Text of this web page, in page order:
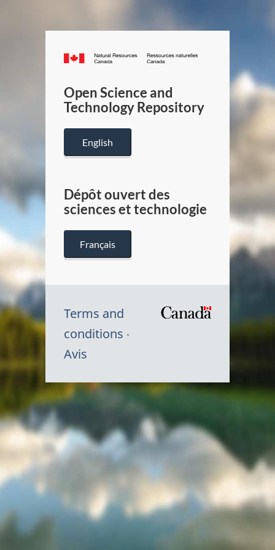
Canada.ca
/
Canada
Open Science and
Technology Repository
English
Dépôt ouvert des
sciences et technologie
Français
Terms and
conditions
Avis
Symbole
du